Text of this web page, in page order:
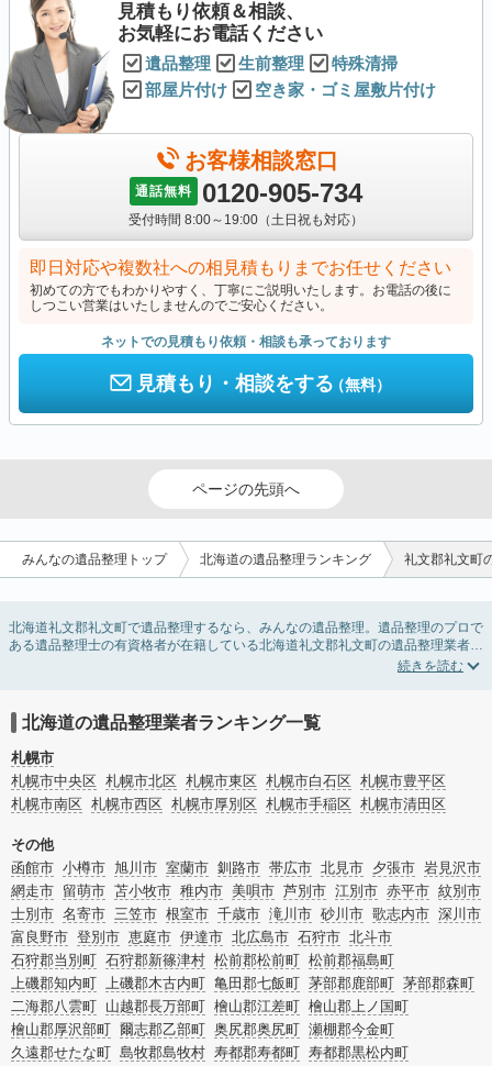
見積もり依頼＆相談、
お気軽にお電話ください
遺品整理 生前整理
特殊清掃
部屋片付け
空き家・ゴミ屋敷片付け
お客様相談窓口
通話無料 0120-905-734
受付時間 8:00～19:00（土日祝も対応）
即日対応や複数社への相見積もりまでお任せください
初めての方でもわかりやすく、丁寧にご説明いたします。お電話の後に
しつこい営業はいたしませんのでご安心ください。
ネットでの見積もり依頼・相談も承っております
見積もり・相談をする（無料）
ページの先頭へ
みんなの遺品整理トップ 北海道の遺品整理ランキング 礼文郡礼文町
北海道礼文郡礼文町で遺品整理するなら、みんなの遺品整理。遺品整理のプロで
ある遺品整理士の有資格者が在籍している北海道礼文郡礼文町の遺品整理業者が
掲載されています。遺品処分を即日対応してくれる実家の片付け業者や遺品整理
ービスで絞り込み条件を利用し検索してみましょう。
ゴミの処分方法や親の家の遺品整理をはじめる時期などお役立ち情報も豊富なの
で、チェックしてみてください。
北海道の遺品整理業者ランキング一覧
札幌市
札幌市中央区 札幌市北区 札幌市東区 札幌市白石区 札幌市豊平区
札幌市南区 札幌市西区 札幌市厚別区 札幌市手稲区 札幌市清田区
その他
函館市 小樽市 旭川市 室蘭市 釧路市 帯広市 北見市 夕張市 岩見沢市
網走市 留萌市 苫小牧市 稚内市 美唄市 芦別市 江別市 赤平市 紋別市
士別市 名寄市 三笠市 根室市 千歳市 滝川市 砂川市 歌志内市 深川市
富良野市 登別市 恵庭市 伊達市 北広島市 石狩市 北斗市
石狩郡当別町 石狩郡新篠津村 松前郡松前町 松前郡福島町
上磯郡知内町 上磯郡木古内町 亀田郡七飯町 茅部郡鹿部町 茅部郡森町
二海郡八雲町 山越郡長万部町 檜山郡江差町 檜山郡上ノ国町
檜山郡厚沢部町 爾志郡乙部町 奥尻郡奥尻町 瀬棚郡今金町
久遠郡せたな町 島牧郡島牧村 寿都郡寿都町 寿都郡黒松内町